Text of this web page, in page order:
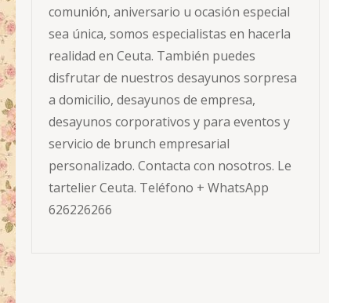
comunión, aniversario u ocasión especial
sea única, somos especialistas en hacerla
realidad en Ceuta. También puedes
disfrutar de nuestros desayunos sorpresa
a domicilio, desayunos de empresa,
desayunos corporativos y para eventos y
servicio de brunch empresarial
personalizado. Contacta con nosotros. Le
tartelier Ceuta. Teléfono + WhatsApp
626226266